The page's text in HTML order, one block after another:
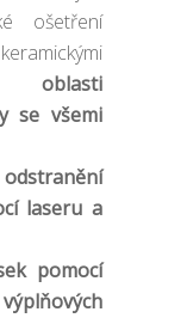
ošetření
oblasti
se všemi
laseru a
pomocí